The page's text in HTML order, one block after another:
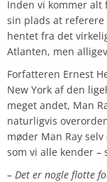
Inden vi kommer alt
sin plads at
hentet fra det
Atlanten, men
Forfatteren Ernest
New York af den
meget andet, Man
naturligvis
møder Man Ray
som vi alle kender
– Det er nogle flotte